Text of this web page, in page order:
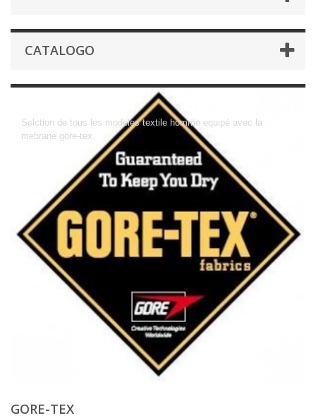
CATALOGO
Selction de tous les modeles textile homme equipé avec la
mebrane gore-tex.
GORE-TEX